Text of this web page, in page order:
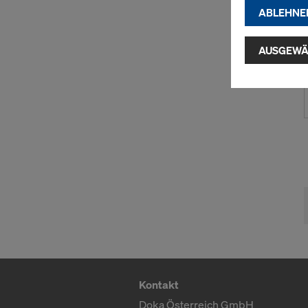
Kontakt
Doka Österreich GmbH
Indem Sie
USA
Garantien
zur
grundlos